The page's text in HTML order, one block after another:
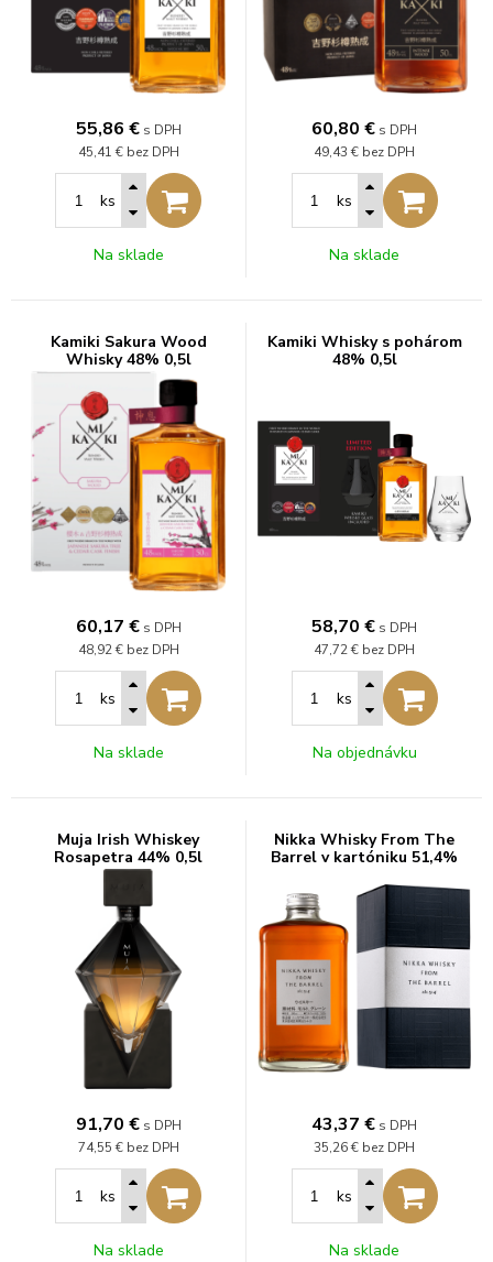
55,86 € s DPH
45,41 € bez DPH
ks
Na sklade
60,80 € s DPH
49,43 € bez DPH
ks
Na sklade
Kamiki Sakura Wood
Whisky 48% 0,5l
60,17 € s DPH
48,92 € bez DPH
ks
Na sklade
Kamiki Whisky s pohárom
48% 0,5l
58,70 € s DPH
47,72 € bez DPH
ks
Na objednávku
Muja Irish Whiskey
Rosapetra 44% 0,5l
91,70 € s DPH
74,55 € bez DPH
ks
Na sklade
Nikka Whisky From The
Barrel v kartóniku 51,4%
43,37 € s DPH
35,26 € bez DPH
ks
Na sklade